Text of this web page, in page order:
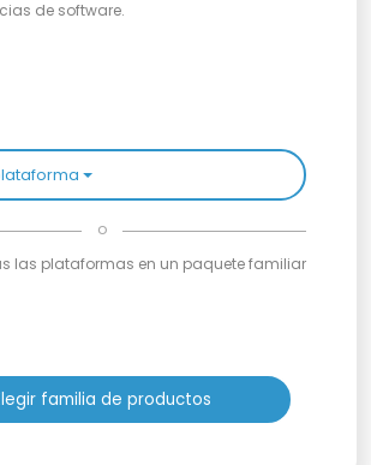
de software.
o
las plataformas en un paquete familiar
familia de productos